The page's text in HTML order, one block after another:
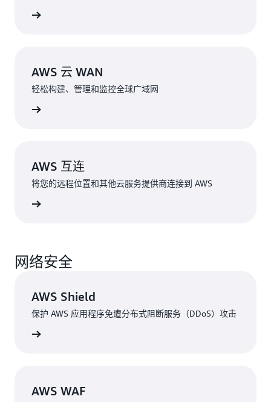
AWS 云 WAN
轻松构建、管理和监控全球广域网
AWS 互连
将您的远程位置和其他云服务提供商连接到 AWS
网络安全
AWS Shield
保护 AWS 应用程序免遭分布式阻断服务（DDoS）攻击
AWS WAF